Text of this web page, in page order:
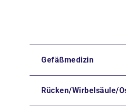
Gefäßmedizin
Rücken/Wirbelsäule/